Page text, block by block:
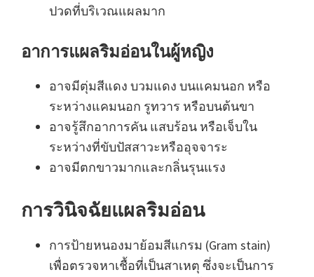
ปวดที่บริเวณแผลมาก
อาการแผลริมอ่อนในผู้หญิง
อาจมีตุ่มสีแดง บวมแดง บนแคมนอก หรือ
ระหว่างแคมนอก รูทวาร หรือบนต้นขา
อาจรู้สึกอาการคัน แสบร้อน หรือเจ็บใน
ระหว่างที่ขับปัสสาวะหรืออุจจาระ
อาจมีตกขาวมากและกลิ่นรุนแรง
การวินิจฉัยแผลริมอ่อน
การป้ายหนองมาย้อมสีแกรม (Gram stain)
เพื่อตรวจหาเชื้อที่เป็นสาเหตุ ซึ่งจะเป็นการ